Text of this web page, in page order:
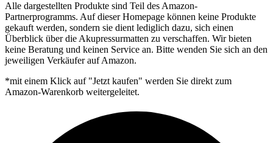
Alle dargestellten Produkte sind Teil des Amazon-
Partnerprogramms. Auf dieser Homepage können keine Produkte
gekauft werden, sondern sie dient lediglich dazu, sich einen
Überblick über die Akupressurmatten zu verschaffen. Wir bieten
keine Beratung und keinen Service an. Bitte wenden Sie sich an den
jeweiligen Verkäufer auf Amazon.
*mit einem Klick auf "Jetzt kaufen" werden Sie direkt zum
Amazon-Warenkorb weitergeleitet.